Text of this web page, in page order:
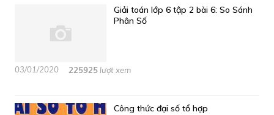
Giải toán lớp 6 tập 2 bài 6: So Sánh
Phân Số
03/01/2020 225925 lượt xem
Công thức đại số tổ hợp